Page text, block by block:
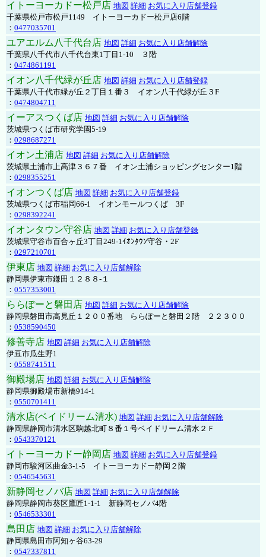
イトーヨーカドー松戸店 地図 詳細 お気に入り店舗登録
千葉県松戸市松戸1149 イトーヨーカドー松戸店6階
： 0477035701
ユアエルム八千代台店 地図 詳細 お気に入り店舗解除
千葉県八千代市八千代台東1丁目1-10 ３階
： 0474861191
イオン八千代緑が丘店 地図 詳細 お気に入り店舗登録
千葉県八千代市緑が丘２丁目１番３ イオン八千代緑が丘３F
： 0474804711
イーアスつくば店 地図 詳細 お気に入り店舗解除
茨城県つくば市研究学園5-19
： 0298687271
イオン土浦店 地図 詳細 お気に入り店舗解除
茨城県土浦市上高津３６７番 イオン土浦ショッピングセンター1階
： 0298355251
イオンつくば店 地図 詳細 お気に入り店舗登録
茨城県つくば市稲岡66-1 イオンモールつくば 3F
： 0298392241
イオンタウン守谷店 地図 詳細 お気に入り店舗登録
茨城県守谷市百合ヶ丘3丁目249-1ｲｵﾝﾀｳﾝ守谷・2F
： 0297210701
伊東店 地図 詳細 お気に入り店舗解除
静岡県伊東市鎌田１２８８-１
： 0557353001
ららぽーと磐田店 地図 詳細 お気に入り店舗解除
静岡県磐田市高見丘１２００番地 ららぽーと磐田２階 ２２３００
： 0538590450
修善寺店 地図 詳細 お気に入り店舗解除
伊豆市瓜生野1
： 0558741511
御殿場店 地図 詳細 お気に入り店舗解除
静岡県御殿場市新橋914-1
： 0550701411
清水店(ベイドリーム清水) 地図 詳細 お気に入り店舗解除
静岡県静岡市清水区駒越北町８番１号ベイドリーム清水２Ｆ
： 0543370121
イトーヨーカドー静岡店 地図 詳細 お気に入り店舗登録
静岡市駿河区曲金3-1-5 イトーヨーカドー静岡２階
： 0546545631
新静岡セノバ店 地図 詳細 お気に入り店舗解除
静岡県静岡市葵区鷹匠1-1-1 新静岡セノバ4階
： 0546533301
島田店 地図 詳細 お気に入り店舗解除
静岡県島田市阿知ヶ谷63-29
： 0547337811